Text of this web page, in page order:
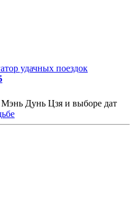
удачных поездок
Дунь Цзя и выборе дат